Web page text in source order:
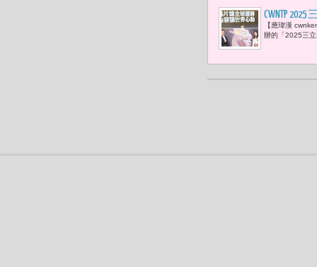
CWNTP
內容創新到
【應瑋漢
辦的「2025三